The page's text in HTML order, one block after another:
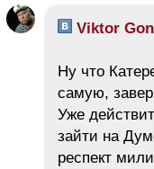
Viktor
Ну что
самую,
Уже
зайти на
респект